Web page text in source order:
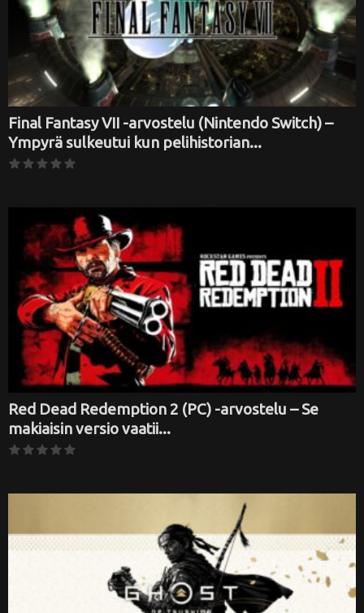
Final Fantasy VII -arvostelu (Nintendo Switch) –
Ympyrä sulkeutui kun pelihistorian...
Red Dead Redemption 2 (PC) -arvostelu – Se
makiaisin versio vaatii...